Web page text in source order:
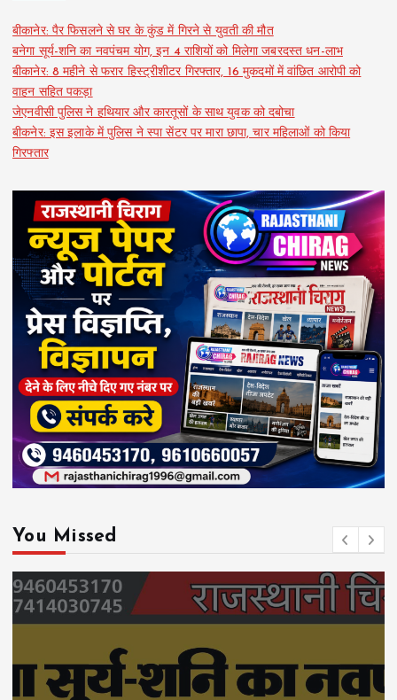
बीकानेर: पैर फिसलने से घर के कुंड में गिरने से युवती की मौत
बनेगा सूर्य-शनि का नवपंचम योग, इन 4 राशियों को मिलेगा जबरदस्त धन-लाभ
बीकानेर: 8 महीने से फरार हिस्ट्रीशीटर गिरफ्तार, 16 मुकदमों में वांछित आरोपी को
वाहन सहित पकड़ा
जेएनवीसी पुलिस ने हथियार और कारतूसों के साथ युवक को दबोचा
बीकनेर: इस इलाके में पुलिस ने स्पा सेंटर पर मारा छापा, चार महिलाओं को किया
गिरफ्तार
You Missed